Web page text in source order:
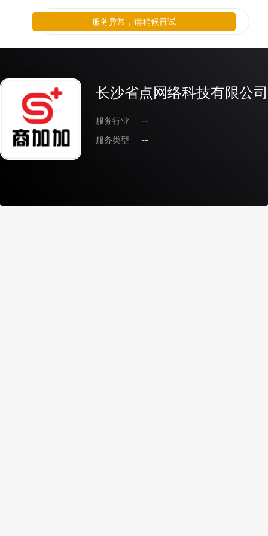
长沙省点网络科技有限公司
服务行业
--
服务类型
--
服务异常，请稍候再试